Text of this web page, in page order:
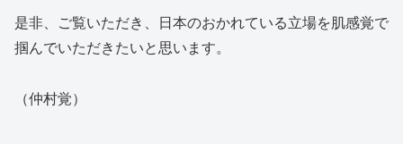
是非、ご覧いただき、日本のおかれている立場を肌感覚で
掴んでいただきたいと思います。
（仲村覚）